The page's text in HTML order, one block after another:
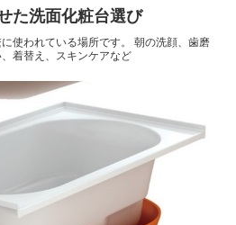
た洗面化粧台選び
使われている場所です。 朝の洗顔、歯磨
着替え、スキンケアなど